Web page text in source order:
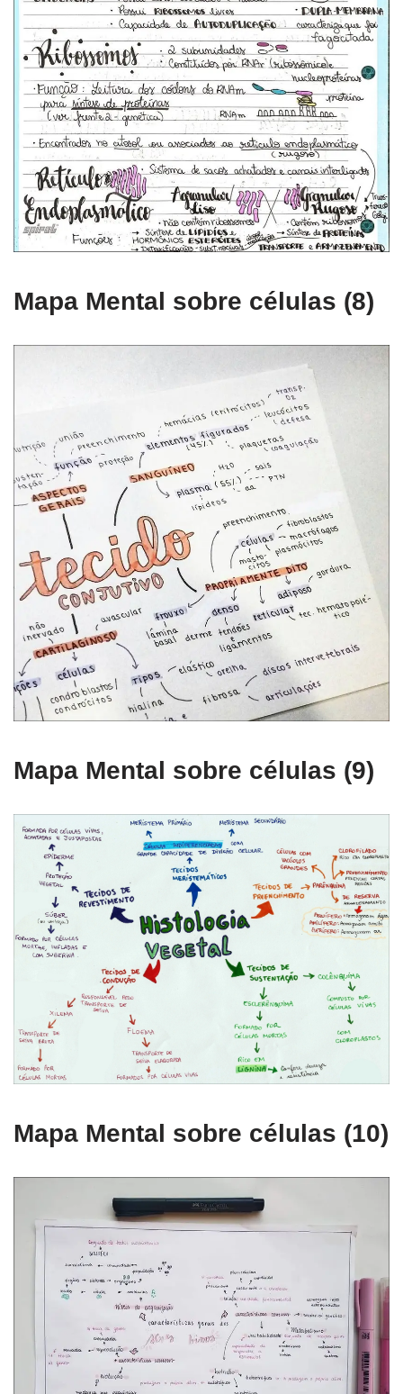
Mapa Mental sobre células (8)
Mapa Mental sobre células (9)
Mapa Mental sobre células (10)